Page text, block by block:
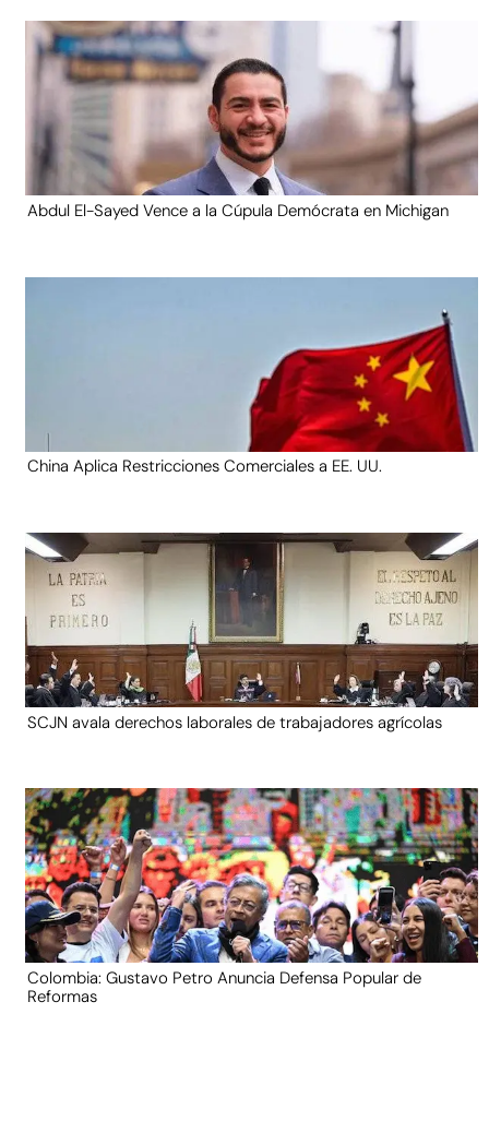
Abdul El-Sayed Vence a la Cúpula Demócrata en Michigan
China Aplica Restricciones Comerciales a EE. UU.
SCJN avala derechos laborales de trabajadores agrícolas
Colombia: Gustavo Petro Anuncia Defensa Popular de
Reformas